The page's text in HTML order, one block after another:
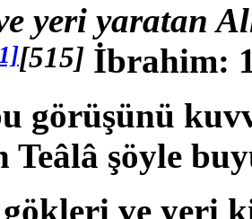
yeri yaratan
[515] İbrahim:
görüşünü
Teâlâ şöyle
ve yeri